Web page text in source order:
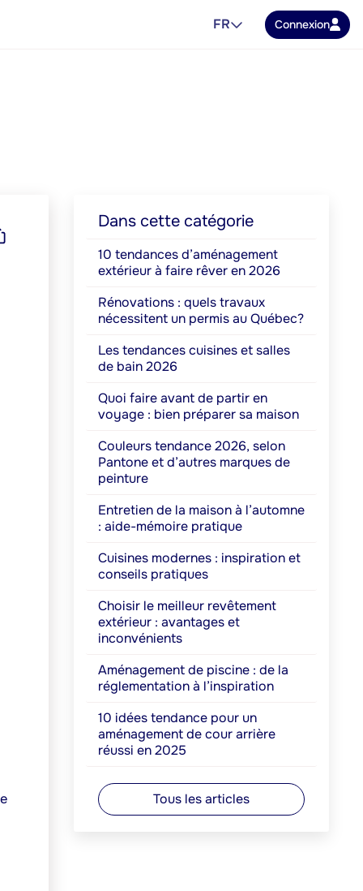
FR Connexion
Dans cette catégorie
10 tendances d’aménagement
extérieur à faire rêver en 2026
Rénovations : quels travaux
nécessitent un permis au Québec?
Les tendances cuisines et salles
de bain 2026
Quoi faire avant de partir en
voyage : bien préparer sa maison
Couleurs tendance 2026, selon
Pantone et d’autres marques de
peinture
Entretien de la maison à l’automne
: aide-mémoire pratique
Cuisines modernes : inspiration et
conseils pratiques
Choisir le meilleur revêtement
extérieur : avantages et
inconvénients
Aménagement de piscine : de la
réglementation à l’inspiration
10 idées tendance pour un
aménagement de cour arrière
réussi en 2025
Tous les articles